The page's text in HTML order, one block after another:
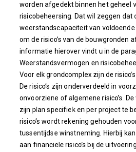
worden afgedekt binnen het geheel
risicobeheersing. Dat wil zeggen dat
weerstandscapaciteit van
om de risico’s van de bouwgronden
informatie hierover vindt u in de
Weerstandsvermogen en
Voor elk grondcomplex zijn de
De risico’s zijn onderverdeeld in
onvoorziene of algemene risico’s. De
zijn plan specifiek en per project te
risico’s wordt rekening gehouden
tussentijdse winstneming. Hierbij
aan financiële risico’s bij de